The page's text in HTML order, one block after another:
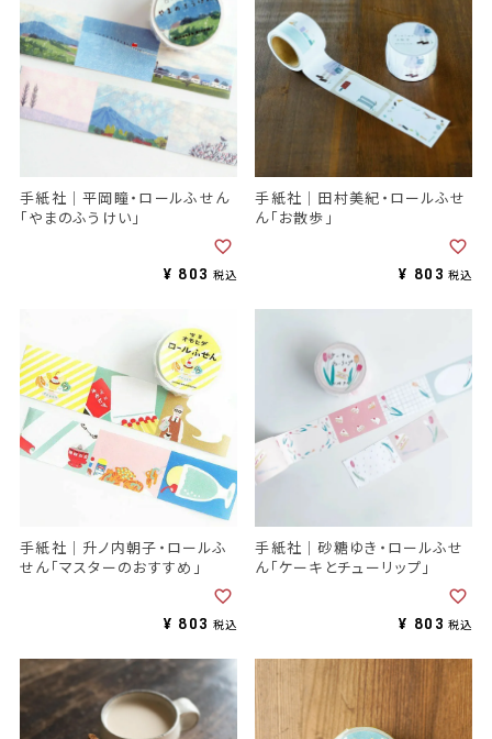
手紙社｜平岡瞳・ロールふせん
「やまのふうけい」
¥ 803 税込
手紙社｜田村美紀・ロールふせ
ん「お散歩」
¥ 803 税込
手紙社｜升ノ内朝子・ロールふ
せん「マスターのおすすめ」
¥ 803 税込
手紙社｜砂糖ゆき・ロールふせ
ん「ケーキとチューリップ」
¥ 803 税込